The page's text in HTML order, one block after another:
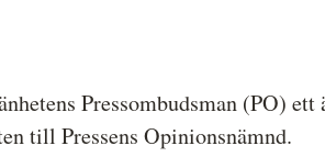
Pressombudsman (PO) ett
till Pressens Opinionsnämnd.